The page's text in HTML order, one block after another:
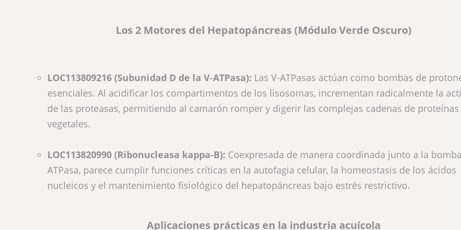
Los 2 Motores del Hepatopáncreas (Módulo Verde Oscuro)
LOC113809216 (Subunidad D de la V-ATPasa): Las V-ATPasas actúan como bombas de
esenciales. Al acidificar los compartimentos de los lisosomas, incrementan radicalmente la
de las proteasas, permitiendo al camarón romper y digerir las complejas cadenas de proteínas
vegetales.
LOC113820990 (Ribonucleasa kappa-B): Coexpresada de manera coordinada junto a la
ATPasa, parece cumplir funciones críticas en la autofagia celular, la homeostasis de los ácidos
nucleicos y el mantenimiento fisiológico del hepatopáncreas bajo estrés restrictivo.
Aplicaciones prácticas en la industria acuícola